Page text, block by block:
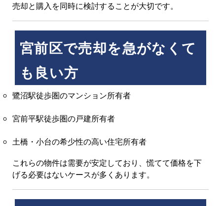
売却と購入を同時に検討することが大切です。
宮前区で売却を急がなくて
も良い方
鷺沼駅徒歩圏のマンション所有者
宮前平駅徒歩圏の戸建所有者
土橋・小台の希少性の高い住宅所有者
これらの物件は需要が安定しており、慌てて価格を下
げる必要はないケースが多くあります。